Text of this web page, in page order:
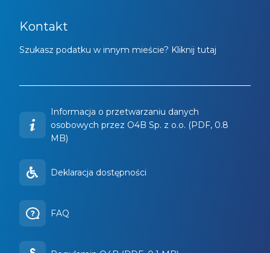
Kontakt
Szukasz podatku w innym mieście? Kliknij tutaj
Informacja o przetwarzaniu danych
osobowych przez O4B Sp. z o.o. (PDF, 0.8
MB)
Deklaracja dostępności
FAQ